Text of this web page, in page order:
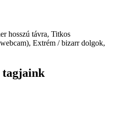
hosszú távra, Titkos
Extrém / bizarr dolgok,
tagjaink